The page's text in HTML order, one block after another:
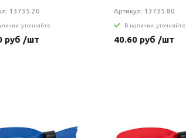
13735.20
уточняйте
руб /шт
Артикул: 13735.80
В наличии: уточняйте
40.60 руб /шт